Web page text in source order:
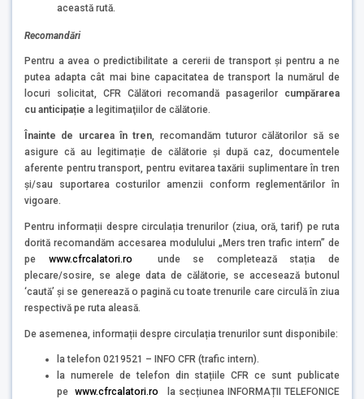
această rută.
Recomandări
Pentru a avea o predictibilitate a cererii de transport și pentru a ne
putea adapta cât mai bine capacitatea de transport la numărul de
locuri solicitat, CFR Călători recomandă pasagerilor cumpărarea
cu anticipație a legitimaţiilor de călătorie.
Înainte de urcarea în tren, recomandăm tuturor călătorilor să se
asigure că au legitimație de călătorie și după caz, documentele
aferente pentru transport, pentru evitarea taxării suplimentare în tren
și/sau suportarea costurilor amenzii conform reglementărilor în
vigoare.
Pentru informații despre circulația trenurilor (ziua, oră, tarif) pe ruta
dorită recomandăm accesarea modulului „Mers tren trafic intern” de
pe www.cfrcalatori.ro unde se completează stația de
plecare/sosire, se alege data de călătorie, se accesează butonul
‘caută’ și se generează o pagină cu toate trenurile care circulă în ziua
respectivă pe ruta aleasă.
De asemenea, informații despre circulația trenurilor sunt disponibile:
la telefon 0219521 – INFO CFR (trafic intern).
la numerele de telefon din stațiile CFR ce sunt publicate
pe www.cfrcalatori.ro la secțiunea INFORMAȚII TELEFONICE